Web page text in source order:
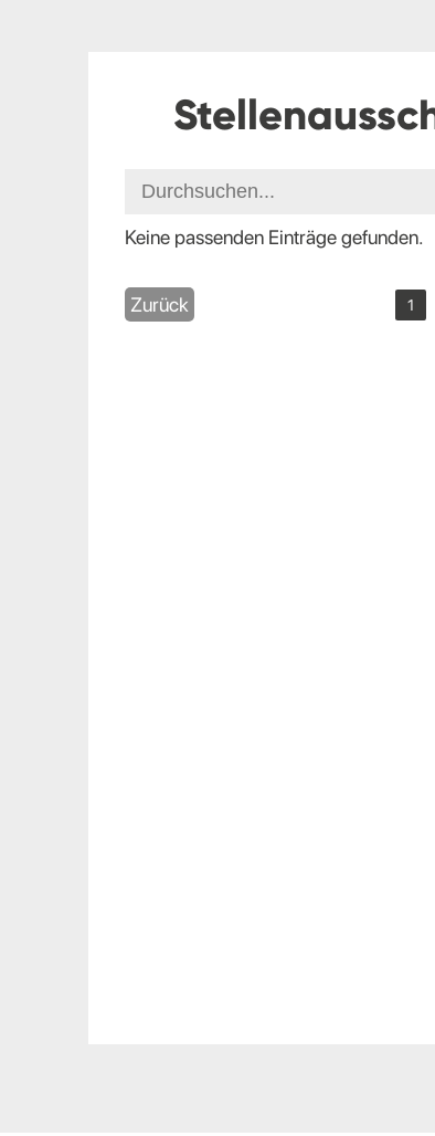
Keine passenden Einträge gefunden.
Zurück 1